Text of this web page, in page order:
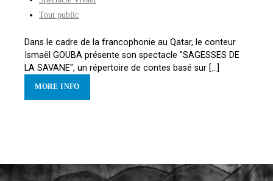
Tout public
Dans le cadre de la francophonie au Qatar, le conteur
Ismaël GOUBA présente son spectacle "SAGESSES DE
LA SAVANE", un répertoire de contes basé sur [...]
MORE INFO